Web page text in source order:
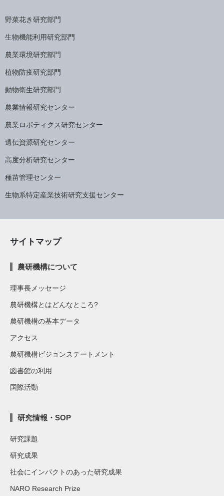
野菜花き研究部門
生物機能利用研究部門
農業環境研究部門
植物防疫研究部門
動物衛生研究部門
農業情報研究センター
農業ロボティクス研究センター
遺伝資源研究センター
高度分析研究センター
種苗管理センター
生物系特定産業技術研究支援センター
サイトマップ
農研機構について
理事長メッセージ
農研機構とはどんなところ?
農研機構の基本データ
アクセス
農研機構ビジョンステートメント
図書館の利用
国際活動
研究情報・SOP
研究課題
研究成果
社会にインパクトのあった研究成果
NARO Research Prize